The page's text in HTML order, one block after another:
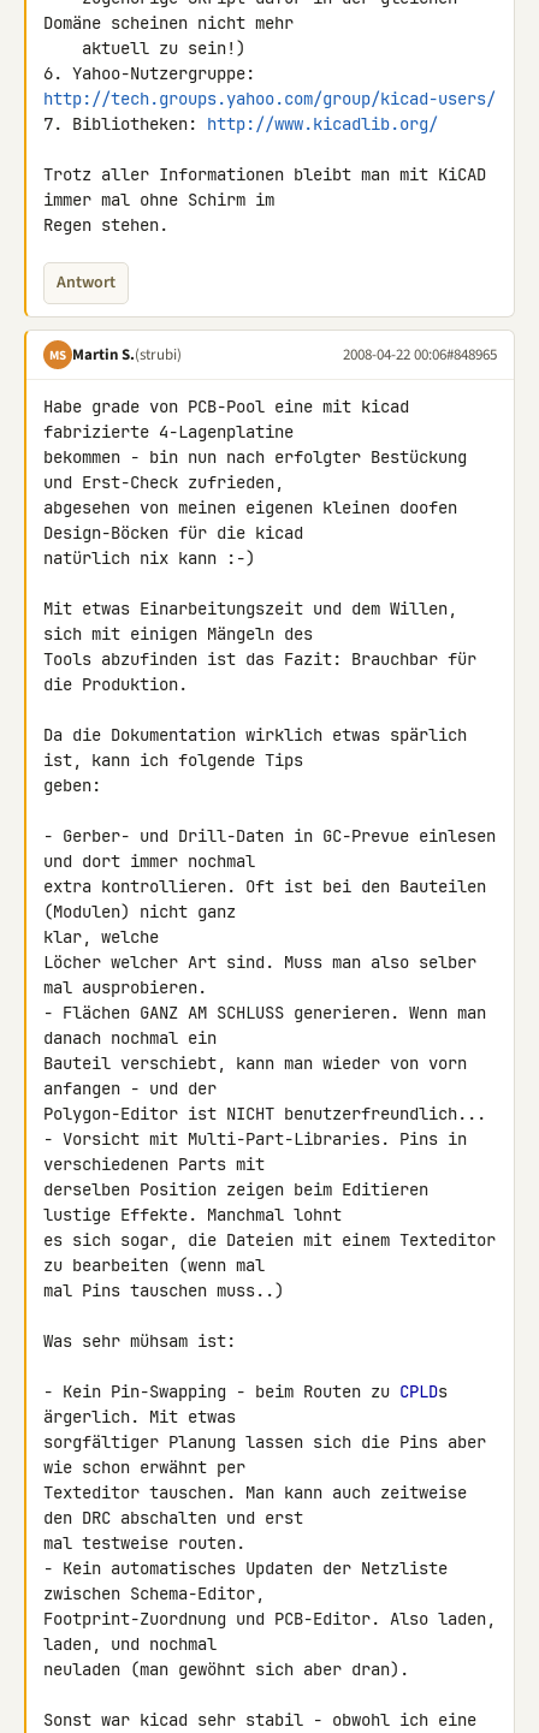
Domäne scheinen nicht mehr
http://tech.groups.yahoo.com/group/kicad-users/
7. Bibliotheken: http://www.kicadlib.org/
Trotz aller Informationen bleibt man mit KiCAD
immer mal ohne Schirm im
Regen stehen.
Antwort
MS Martin S.(strubi) 2008-04-22 00:06#848965
Habe grade von PCB-Pool eine mit kicad
fabrizierte 4-Lagenplatine
bekommen - bin nun nach erfolgter Bestückung
und Erst-Check zufrieden,
abgesehen von meinen eigenen kleinen doofen
Design-Böcken für die kicad
natürlich nix kann :-)
Mit etwas Einarbeitungszeit und dem Willen,
sich mit einigen Mängeln des
Tools abzufinden ist das Fazit: Brauchbar für
die Produktion.
Da die Dokumentation wirklich etwas spärlich
ist, kann ich folgende Tips
geben:
- Gerber- und Drill-Daten in GC-Prevue einlesen
und dort immer nochmal
extra kontrollieren. Oft ist bei den Bauteilen
(Modulen) nicht ganz
klar, welche
Löcher welcher Art sind. Muss man also selber
mal ausprobieren.
- Flächen GANZ AM SCHLUSS generieren. Wenn man
danach nochmal ein
Bauteil verschiebt, kann man wieder von vorn
anfangen - und der
Polygon-Editor ist NICHT benutzerfreundlich...
- Vorsicht mit Multi-Part-Libraries. Pins in
verschiedenen Parts mit
derselben Position zeigen beim Editieren
lustige Effekte. Manchmal lohnt
es sich sogar, die Dateien mit einem Texteditor
zu bearbeiten (wenn mal
mal Pins tauschen muss..)
Was sehr mühsam ist:
- Kein Pin-Swapping - beim Routen zu CPLDs
ärgerlich. Mit etwas
sorgfältiger Planung lassen sich die Pins aber
wie schon erwähnt per
Texteditor tauschen. Man kann auch zeitweise
den DRC abschalten und erst
mal testweise routen.
- Kein automatisches Updaten der Netzliste
zwischen Schema-Editor,
Footprint-Zuordnung und PCB-Editor. Also laden,
laden, und nochmal
neuladen (man gewöhnt sich aber dran).
Sonst war kicad sehr stabil - obwohl ich eine